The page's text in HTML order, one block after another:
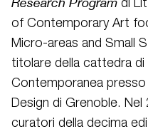
di
of Contemporary Art
Micro-areas and Small
titolare della cattedra di
Contemporanea presso
Design di Grenoble.
curatori della decima